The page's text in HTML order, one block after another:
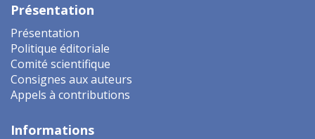
Présentation
Présentation
Politique éditoriale
Comité scientifique
Consignes aux auteurs
Appels à contributions
Informations